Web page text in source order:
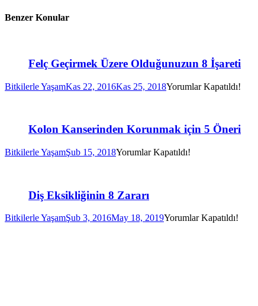
Benzer Konular
Felç Geçirmek Üzere Olduğunuzun 8 İşareti
Bitkilerle YaşamKas 22, 2016Kas 25, 2018Yorumlar Kapatıldı!
Kolon Kanserinden Korunmak için 5 Öneri
Bitkilerle YaşamŞub 15, 2018Yorumlar Kapatıldı!
Diş Eksikliğinin 8 Zararı
Bitkilerle YaşamŞub 3, 2016May 18, 2019Yorumlar Kapatıldı!